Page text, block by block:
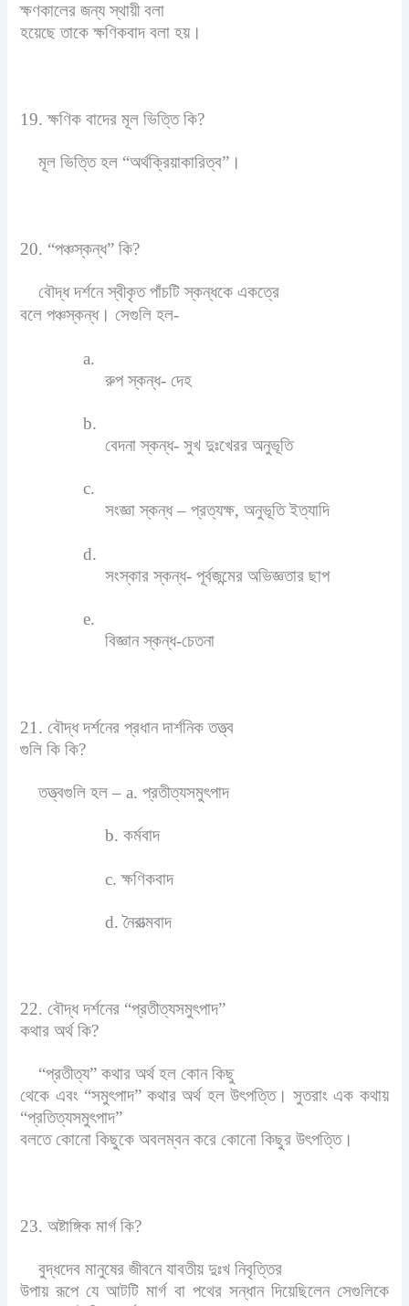
ক্ষণকালের জন্য স্থায়ী বলা
হয়েছে তাকে ক্ষণিকবাদ বলা হয়।
19. ক্ষণিক বাদের মূল ভিত্তি কি?
মূল ভিত্তি হল “অর্থক্রিয়াকারিত্ব”।
20. “পঞ্চস্কন্ধ” কি?
বৌদ্ধ দর্শনে স্বীকৃত পাঁচটি স্কন্ধকে একত্রে
বলেপঞ্চস্কন্ধ। সেগুলি হল-
a.
রুপ স্কন্ধ- দেহ
b.
বেদনা স্কন্ধ- সুখ দুঃখেরর অনুভূতি
c.
সংজ্ঞা স্কন্ধ – প্রত্যক্ষ, অনুভূতি ইত্যাদি
d.
সংস্কার স্কন্ধ- পূর্বজন্মের অভিজ্ঞতার ছাপ
e.
বিজ্ঞান স্কন্ধ-চেতনা
21. বৌদ্ধ দর্শনের প্রধান দার্শনিক তত্ত্ব
গুলি কি কি?
তত্ত্বগুলি হল – a. প্রতীত্যসমুৎপাদ
b. কর্মবাদ
c. ক্ষণিকবাদ
d. নৈরাত্মবাদ
22. বৌদ্ধ দর্শনের “প্রতীত্যসমুৎপাদ”
কথার অর্থ কি?
“প্রতীত্য” কথার অর্থ হল কোন কিছু
থেকে এবং “সমুৎপাদ” কথার অর্থ হল উৎপত্তি। সুতরাং এক কথায়
“প্রতিত্যসমুৎপাদ”
বলতে কোনো কিছুকে অবলম্বন করে কোনো কিছুর উৎপত্তি।
23. অষ্টাঙ্গিক মার্গ কি?
বুদ্ধদেব মানুষের জীবনে যাবতীয় দুঃখ নিবৃত্তির
উপায় রূপে যে আটটি মার্গ বা পথের সন্ধান দিয়েছিলেন সেগুলিকে